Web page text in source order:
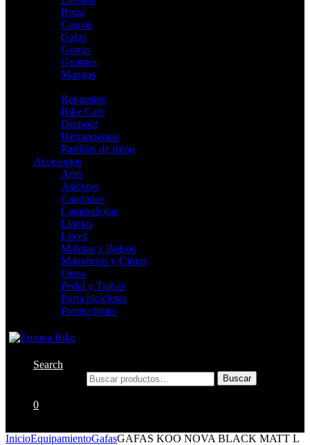
Ropa
Cascos
Gafas
Gorras
Guantes
Mangas
Repuestos
Bike Care
Dropout
Herramientas
Pastillas de freno
Accesorios
Aros
Asientos
Candados
Caramañolas
Llantas
Luces
Maletas y Bolsos
Manubrios y Cintas
Otros
Pedal y Trabas
Porta bicicletas
Protecciones
Search
Buscar
0
InicioEquipamientoGafasGAFAS KOO NOVA BLACK MATT L